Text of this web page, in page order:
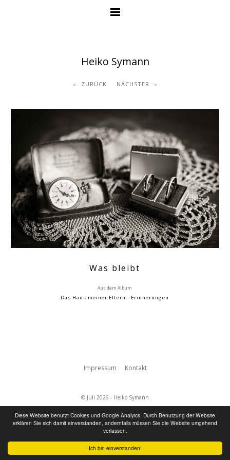
Ich bin einverstanden!
Diese Website benutzt Cookies und Google Analyics. Durch Benutzung der Website
erklären Sie sich damit einverstanden, andernfalls müssen Sie die Website umgehend
verlassen.
Heiko Symann
ZURÜCK NÄCHSTER
Was bleibt
Aus dem Album
Das Haus meiner Eltern - Erinnerungen
Impressum Kontakt
© Juli 2026 - Heiko Symann